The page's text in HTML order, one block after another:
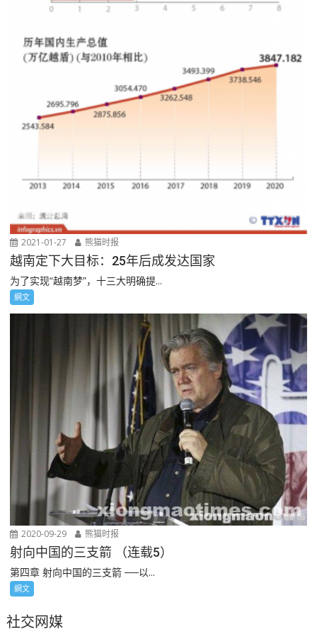
2021-01-27 熊猫时报
越南定下大目标：25年后成发达国家
为了实现“越南梦”，十三大明确提...
網文
2020-09-29 熊猫时报
射向中国的三支箭 （连载5）
第四章 射向中国的三支箭 ──以...
網文
社交网媒